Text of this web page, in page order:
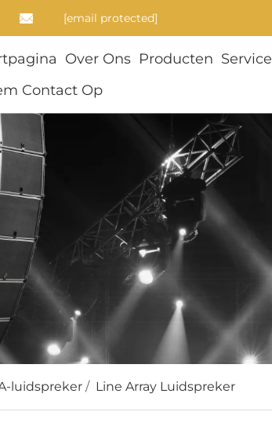
[email protected]
Over Ons Producten Service
Contact Op
luidspreker / Line Array Luidspreker